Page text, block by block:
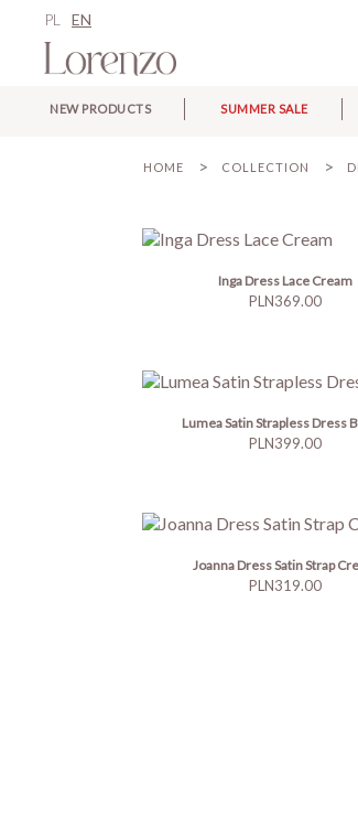
PL EN
NEW PRODUCTS SUMMER SALE
HOME COLLECTION
Inga Dress Lace Cream
Price
PLN369.00
Lumea Satin Strapless Dress
Price
PLN399.00
Joanna Dress Satin Strap
Price
PLN319.00